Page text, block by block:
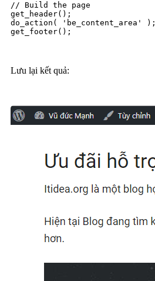
// Build the page
get_header();
do_action( 'be_content_area' );
get_footer();
Lưu lại kết quả: